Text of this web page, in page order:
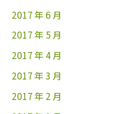
2017 年 6 月
2017 年 5 月
2017 年 4 月
2017 年 3 月
2017 年 2 月